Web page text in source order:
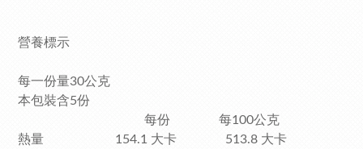
營養標示
每一份量30公克
本包裝含5份
每份 每100公克
熱量 154.1 大卡 513.8 大卡